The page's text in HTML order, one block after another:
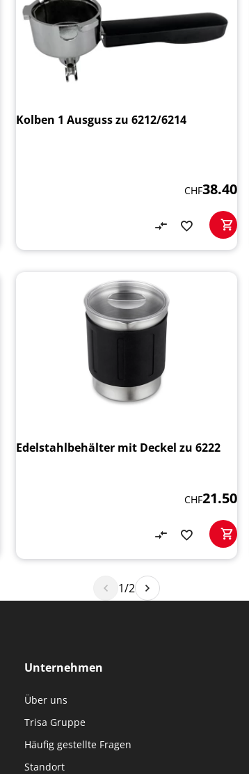
Kolben 1 Ausguss zu 6212/6214
CHF38.40
Edelstahlbehälter mit Deckel zu 6222
CHF21.50
1/2
Unternehmen
Über uns
Trisa Gruppe
Häufig gestellte Fragen
Standort